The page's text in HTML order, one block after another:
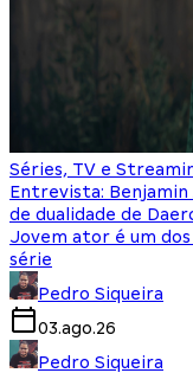
Séries, TV e
Entrevista: Benjamin
de dualidade de
Jovem ator é um
série
Pedro Siqueira
03.ago.26
Pedro Siqueira